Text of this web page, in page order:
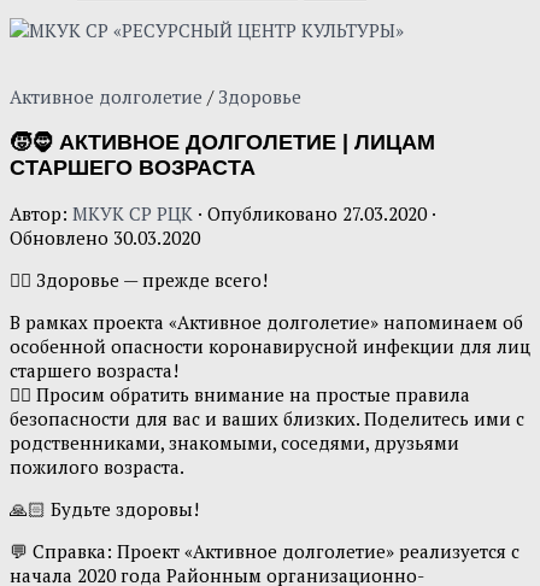
Активное долголетие / Здоровье
🧒🧔 АКТИВНОЕ ДОЛГОЛЕТИЕ | ЛИЦАМ
СТАРШЕГО ВОЗРАСТА
Автор: МКУК СР РЦК · Опубликовано 27.03.2020·
Обновлено 30.03.2020
☝🏻 Здоровье — прежде всего!
В рамках проекта «Активное долголетие» напоминаем об
особенной опасности коронавирусной инфекции для лиц
старшего возраста!
👇🏻 Просим обратить внимание на простые правила
безопасности для вас и ваших близких. Поделитесь ими с
родственниками, знакомыми, соседями, друзьями
пожилого возраста.
🙏🏻 Будьте здоровы!
💬 Справка: Проект «Активное долголетие» реализуется с
начала 2020 года Районным организационно-